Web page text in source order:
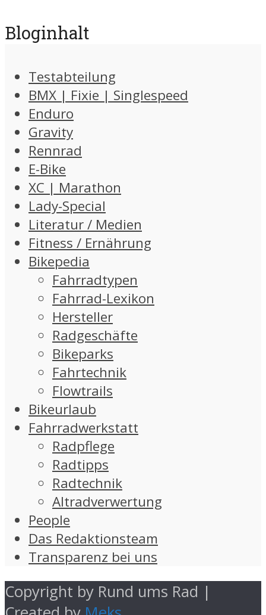
Bloginhalt
Testabteilung
BMX | Fixie | Singlespeed
Enduro
Gravity
Rennrad
E-Bike
XC | Marathon
Lady-Special
Literatur / Medien
Fitness / Ernährung
Bikepedia
Fahrradtypen
Fahrrad-Lexikon
Hersteller
Radgeschäfte
Bikeparks
Fahrtechnik
Flowtrails
Bikeurlaub
Fahrradwerkstatt
Radpflege
Radtipps
Radtechnik
Altradverwertung
People
Das Redaktionsteam
Transparenz bei uns
Copyright by Rund ums Rad |